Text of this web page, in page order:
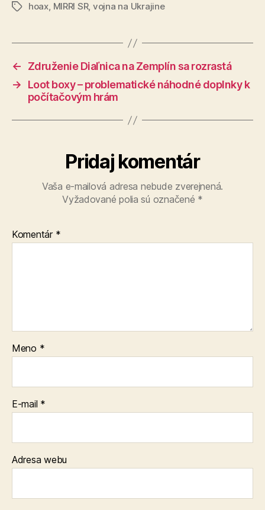
Značky
hoax, MIRRI SR, vojna na Ukrajine
←
Združenie Diaľnica na Zemplín sa rozrastá
→
Loot boxy – problematické náhodné doplnky k
počítačovým hrám
Pridaj komentár
Vaša e-mailová adresa nebude zverejnená.
Vyžadované polia sú označené *
Komentár *
Meno *
E-mail *
Adresa webu